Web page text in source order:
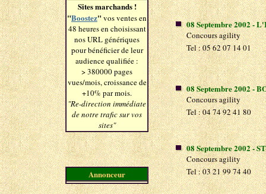
Sites marchands !
"Boostez" vos ventes en
48 heures en choisissant
nos URL génériques
pour bénéficier de leur
audience qualifiée :
> 380000 pages
vues/mois, croissance de
+10% par mois.
"Re-direction immédiate
de notre trafic sur vos
sites"
Annonceur
08 Septembre 2002 -
Concours agility
Tel : 05 62 07 14 01
08 Septembre 2002 -
Concours agility
Tel : 04 74 92 41 80
08 Septembre 2002 -
Concours agility
Tel : 03 21 99 74 40